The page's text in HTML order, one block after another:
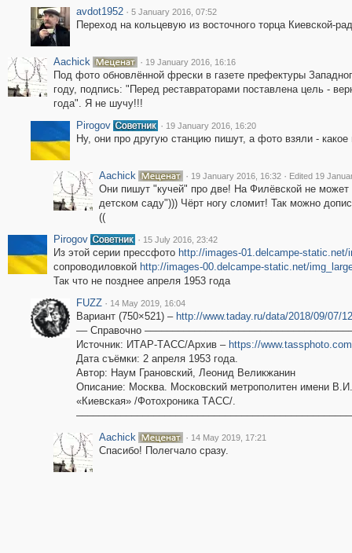
avdot1952 · 5 January 2016, 07:52
Переход на кольцевую из восточного торца Киевской-
Aachick · 19 January 2016, 16:16
Под фото обновлённой фрески в газете префектуры
году, подпись: "Перед реставраторами поставлена цель -
года". Я не шучу!!!
Pirogov
· 19 January 2016, 16:20
Ну, они про другую станцию пишут, а фото взяли - какое
Aachick · 19 January 2016, 16:32 · Edited 19
Они пишут "кучей" про две! На Филёвской не
детском саду"))) Чёрт ногу сломит! Так можно
((
Pirogov
· 15 July 2016, 23:42
Из этой серии прессфото http://images-01.delcampe-
сопроводиловкой http://images-00.delcampe-static.net/
Так что не позднее апреля 1953 года
FUZZ · 14 May 2019, 16:04
Вариант (750×521) – http://www.taday.ru/data/2018/09/07/
–– Справочно
Источник: ИТАР-ТАСС/Архив – https://
Дата съёмки: 2 апреля 1953 года.
Автор: Наум Грановский, Леонид Великжанин
Описание: Москва. Московский метрополитен имени
«Киевская» /Фотохроника ТАСС/.
Aachick
· 14 May 2019, 17:21
Спасибо! Полегчало сразу.